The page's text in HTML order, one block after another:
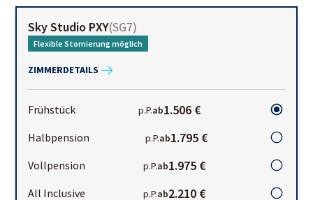
Sky Studio PXY(SG7)
Flexible Stornierung möglich
ZIMMERDETAILS
Frühstück p.P.ab1.506 €
Halbpension p.P.ab1.795 €
Vollpension p.P.ab1.975 €
All Inclusive p.P.ab2.210 €